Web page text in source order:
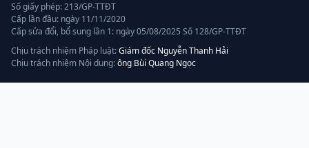
Số giấy phép: 213/GP-TTĐT
Cấp lần đầu: ngày 11/11/2020
Cấp sửa đổi, bổ sung lần 1: ngày 05/08/2025 Số 128/GP-TTĐT
Chịu trách nhiệm Pháp luật:Giám đốc Nguyễn Thanh Hải
Chịu trách nhiệm Nội dung:ông Bùi Quang Ngọc